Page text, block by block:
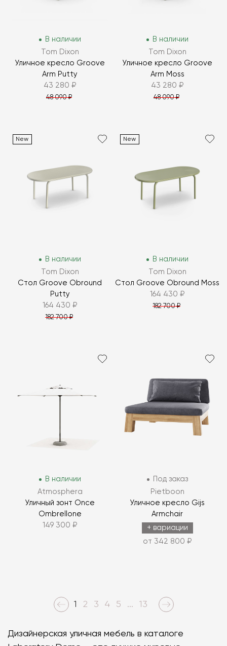
В наличии
Tom Dixon
Уличное кресло Groove
Arm Putty
43 280 ₽
48 090 ₽
В наличии
Tom Dixon
Уличное кресло Groove
Arm Moss
43 280 ₽
48 090 ₽
New
В наличии
Tom Dixon
Стол Groove Obround
Putty
164 430 ₽
182 700 ₽
New
В наличии
Tom Dixon
Стол Groove Obround Moss
164 430 ₽
182 700 ₽
В наличии
Atmosphera
Уличный зонт Once
Ombrellone
149 300 ₽
Под заказ
Pietboon
Уличное кресло Gijs
Armchair
+ вариации
от 342 800 ₽
1 2 3 4 5 ... 13
Дизайнерская уличная мебель в каталоге